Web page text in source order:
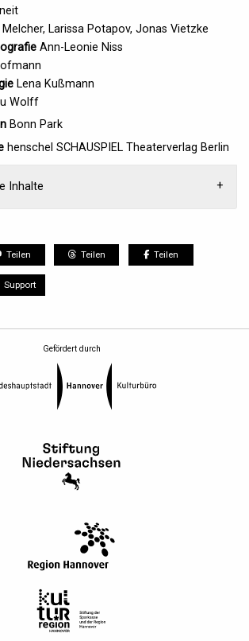
Melcher, Larissa Potapov, Jonas Vietzke
Ann-Leonie Niss
Lena Kußmann
Wolff
Bonn Park
henschel SCHAUSPIEL Theaterverlag Berlin
Inhalte
Teilen Teilen Teilen
Support
Gefördert durch